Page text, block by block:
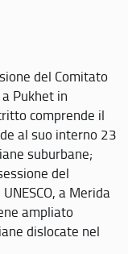
del Comitato
Pukhet in
comprende il
al suo interno 23
suburbane;
del
a Merida
ampliato
dislocate nel